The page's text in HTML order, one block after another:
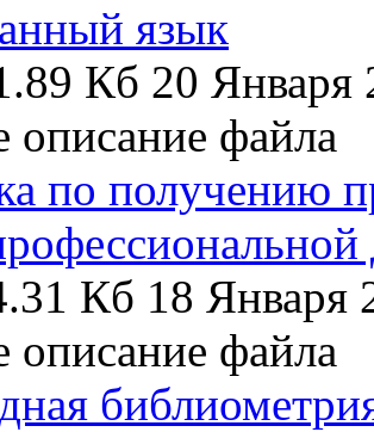
язык
Кб 20 Января
описание файла
по получению
Кб 18 Января
описание файла